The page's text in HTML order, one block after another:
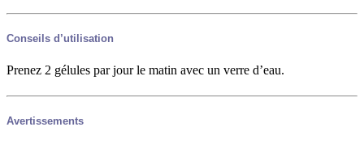
Conseils d’utilisation
Prenez 2 gélules par jour le matin avec un verre d’eau.
Avertissements